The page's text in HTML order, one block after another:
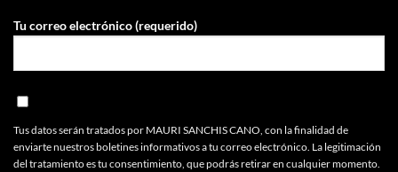
Tu correo electrónico (requerido)
Tus datos serán tratados por MAURI SANCHIS CANO, con la finalidad de
enviarte nuestros boletines informativos a tu correo electrónico. La legitimación
del tratamiento es tu consentimiento, que podrás retirar en cualquier momento.